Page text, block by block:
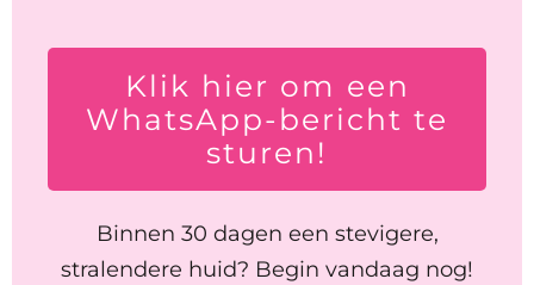
Klik hier om een
WhatsApp-bericht te
sturen!
Binnen 30 dagen een stevigere,
stralendere huid? Begin vandaag nog!